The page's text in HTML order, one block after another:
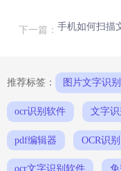
下一篇： 手机如何扫描
推荐标签： 图片文字识别
ocr识别软件 文字
pdf编辑器 OCR识别
ocr文字识别软件